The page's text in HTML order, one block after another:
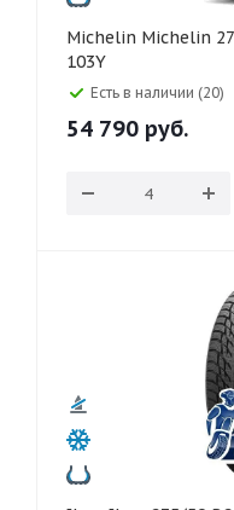
Michelin Michelin 275/35 R21 Pilot Sport S 5
103Y
Есть в наличии (20)
54 790 руб.